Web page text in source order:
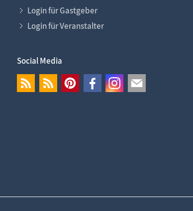
Login für Gastgeber
Login für Veranstalter
Social Media